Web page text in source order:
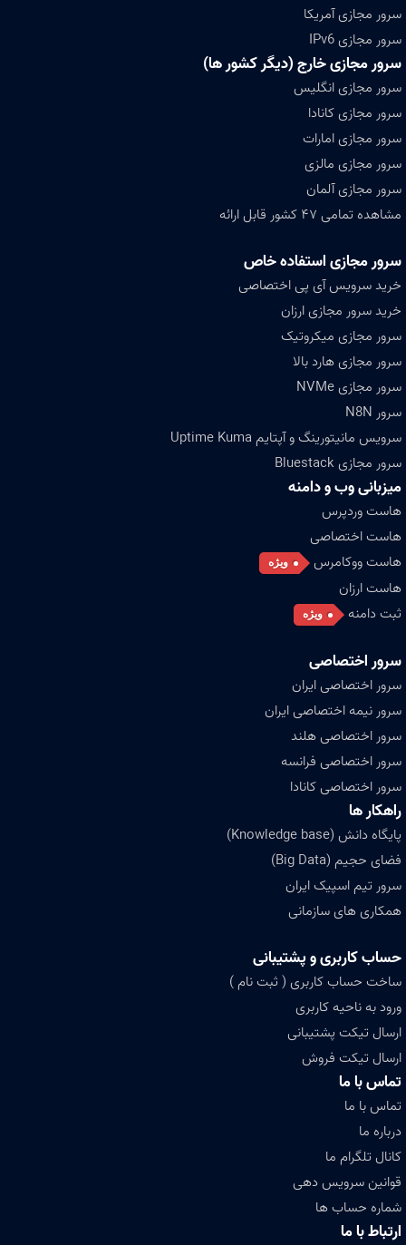
سرور مجازی آمریکا
سرور مجازی IPv6
سرور مجازی خارج (دیگر کشور ها)
سرور مجازی انگلیس
سرور مجازی کانادا
سرور مجازی امارات
سرور مجازی مالزی
سرور مجازی آلمان
مشاهده تمامی ۴۷ کشور قابل ارائه
سرور مجازی استفاده خاص
خرید سرویس آی پی اختصاصی
خرید سرور مجازی ارزان
سرور مجازی میکروتیک
سرور مجازی هارد بالا
سرور مجازی NVMe
سرور N8N
سرویس مانیتورینگ و آپتایم Uptime Kuma
سرور مجازی Bluestack
میزبانی وب و دامنه
هاست وردپرس
هاست اختصاصی
هاست ووکامرس
ویژه
هاست ارزان
ثبت دامنه
ویژه
سرور اختصاصی
سرور اختصاصی ایران
سرور نیمه اختصاصی ایران
سرور اختصاصی هلند
سرور اختصاصی فرانسه
سرور اختصاصی کانادا
راهکار ها
پایگاه دانش (Knowledge base)
فضای حجیم (Big Data)
سرور تیم اسپیک ایران
همکاری های سازمانی
حساب کاربری و پشتیبانی
ساخت حساب کاربری ( ثبت نام )
ورود به ناحیه کاربری
ارسال تیکت پشتیبانی
ارسال تیکت فروش
تماس با ما
تماس با ما
درباره ما
کانال تلگرام ما
قوانین سرویس دهی
شماره حساب ها
ارتباط با ما